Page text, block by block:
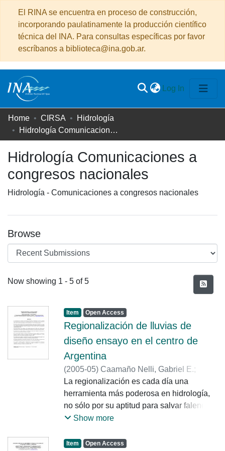
El RINA se encuentra en proceso de construcción,
incorporando paulatinamente la producción científico
técnica del INA. Para consultas específicas por favor
escríbanos a biblioteca@ina.gob.ar.
Log In (current)
Communities
&
Collections
All of DSpace
Statistics
Home CIRSA
Hidrología
Hidrología Comunicaciones a congresos nacionales
Hidrología Comunicaciones a
congresos nacionales
Hidrología - Comunicaciones a congresos nacionales
Browse
Recent Submissions
Now showing 1 - 5 of 5
Item Open Access
Regionalización de lluvias de
diseño ensayo en el centro de
Argentina
(2005-05) Caamaño Nelli, Gabriel E.;
Colladon, Laura
La regionalización es cada día una
herramienta más poderosa en hidrología,
no sólo por su aptitud para salvar falencias
de información, sino también por la visión
locales. Uno de sus principales campos de
Show more
Item Open Access